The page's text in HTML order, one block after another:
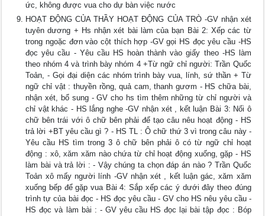
ức, không được vua cho dự bàn việc nước
HOẠT ĐỘNG CỦA THẦY HOẠT ĐỘNG CỦA TRÒ -GV nhận xét
tuyên dương + Hs nhận xét bài làm của bạn Bài 2: Xếp các từ
trong ngoặc đơn vào cột thích hợp -GV gọi HS đọc yêu cầu -HS
đọc yêu cầu - Yêu cầu HS hoàn thành vào giấy theo -HS làm
theo nhóm 4 và trình bày nhóm 4 +Từ ngữ chỉ người: Trần Quốc
Toản, - Gọi đại diện các nhóm trình bày vua, lính, sứ thần + Từ
ngữ chỉ vật : thuyền rồng, quả cam, thanh gươm - HS chữa bài,
nhận xét, bổ sung - GV cho hs tìm thêm những từ chỉ người và
chỉ vật khác - HS lắng nghe -GV nhận xét , kết luận Bài 3: Nối ô
chữ bên trái với ô chữ bên phải để tạo câu nêu hoạt động - HS
trả lời +BT yêu cầu gì ? - HS TL : Ô chữ thứ 3 vì trong câu này -
Yêu cầu HS tìm trong 3 ô chữ bên phải ô có từ ngữ chỉ hoạt
động : xô, xăm xăm nào chứa từ chỉ hoạt động xuống, gặp - HS
làm bài và trả lời : - Vậy chúng ta chọn đáp án nào ? Trần Quốc
Toản xô mấy người lính -GV nhận xét , kết luận gác, xăm xăm
xuống bếp để gặp vua Bài 4: Sắp xếp các ý dưới đây theo đúng
trình tự của bài đọc - HS đọc yêu cầu - GV cho HS nêu yêu cầu -
HS đọc và làm bài : - GV yêu cầu HS đọc lại bài tập đọc : Bóp